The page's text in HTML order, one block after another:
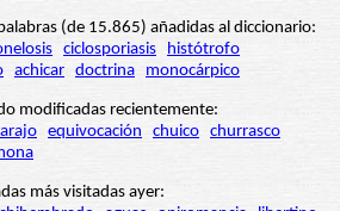
(de 15.865) añadidas al diccionario:
ciclosporiasis
histótrofo
achicar doctrina monocárpico
modificadas recientemente:
equivocación chuico churrasco
más visitadas ayer: